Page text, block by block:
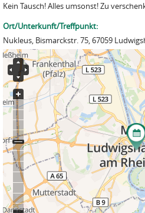
Kein Tausch! Alles umsonst! Zu
Ort/Unterkunft/Treffpunkt:
Nukleus, Bismarckstr. 75, 67059